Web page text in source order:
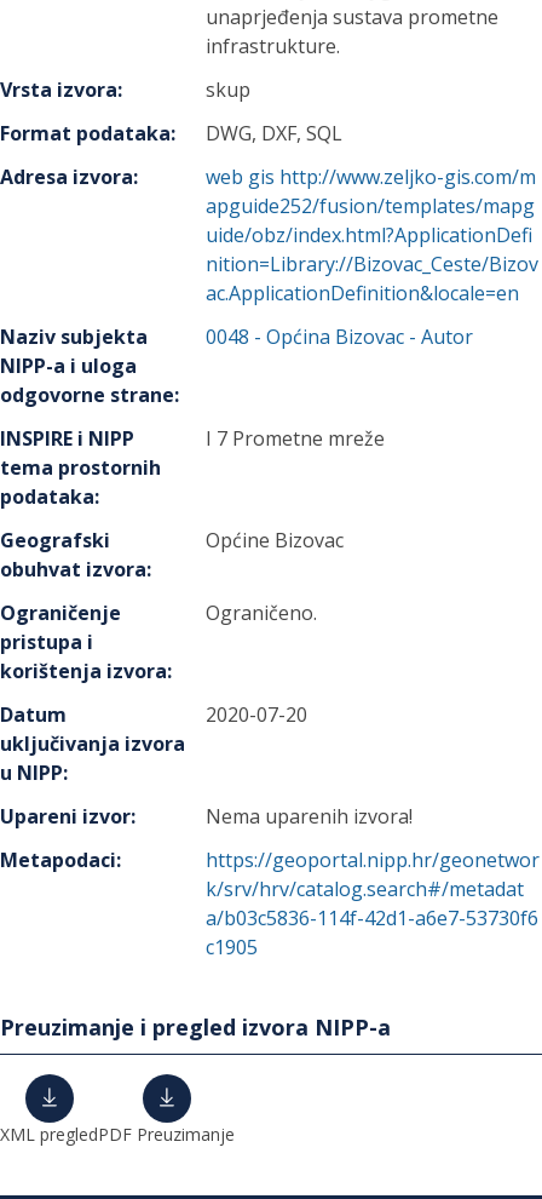
unaprjeđenja sustava prometne
infrastrukture.
Vrsta izvora:
skup
Format podataka:
DWG, DXF, SQL
Adresa izvora:
web gis http://www.zeljko-gis.com/m
apguide252/fusion/templates/mapg
uide/obz/index.html?ApplicationDefi
nition=Library://Bizovac_Ceste/Bizov
ac.ApplicationDefinition&locale=en
Naziv subjekta
NIPP-a i uloga
odgovorne strane:
0048 -Općina Bizovac - Autor
INSPIRE i NIPP
tema prostornih
podataka:
I 7 Prometne mreže
Geografski
obuhvat izvora:
Općine Bizovac
Ograničenje
pristupa i
korištenja izvora:
Ograničeno.
Datum
uključivanja izvora
u NIPP:
2020-07-20
Upareni izvor:
Nema uparenih izvora!
Metapodaci:
https://geoportal.nipp.hr/geonetwor
k/srv/hrv/catalog.search#/metadat
a/b03c5836-114f-42d1-a6e7-53730f6
c1905
Preuzimanje i pregled izvora NIPP-a
XML pregledPDF Preuzimanje